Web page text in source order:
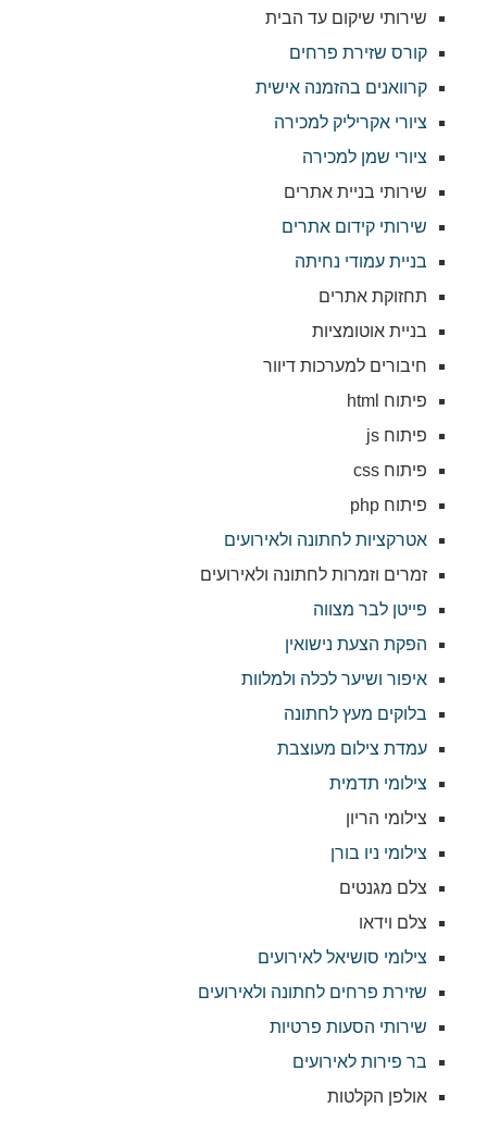
שירותי שיקום עד הבית
קורס שזירת פרחים
קרוואנים בהזמנה אישית
ציורי אקריליק למכירה
ציורי שמן למכירה
שירותי בניית אתרים
שירותי קידום אתרים
בניית עמודי נחיתה
תחזוקת אתרים
בניית אוטומציות
חיבורים למערכות דיוור
פיתוח html
פיתוח js
פיתוח css
פיתוח php
אטרקציות לחתונה ולאירועים
זמרים וזמרות לחתונה ולאירועים
פייטן לבר מצווה
הפקת הצעת נישואין
איפור ושיער לכלה ולמלוות
בלוקים מעץ לחתונה
עמדת צילום מעוצבת
צילומי תדמית
צילומי הריון
צילומי ניו בורן
צלם מגנטים
צלם וידאו
צילומי סושיאל לאירועים
שזירת פרחים לחתונה ולאירועים
שירותי הסעות פרטיות
בר פירות לאירועים
אולפן הקלטות